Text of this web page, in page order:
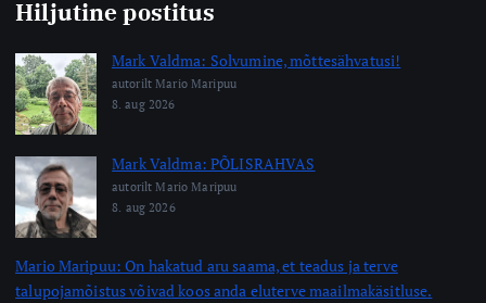
Hiljutine postitus
Mark Valdma: Solvumine, mõttesähvatusi!
autorilt Mario Maripuu
8. aug 2026
Mark Valdma: PÕLISRAHVAS
autorilt Mario Maripuu
8. aug 2026
Mario Maripuu: On hakatud aru saama, et teadus ja terve
talupojamõistus võivad koos anda eluterve maailmakäsitluse.